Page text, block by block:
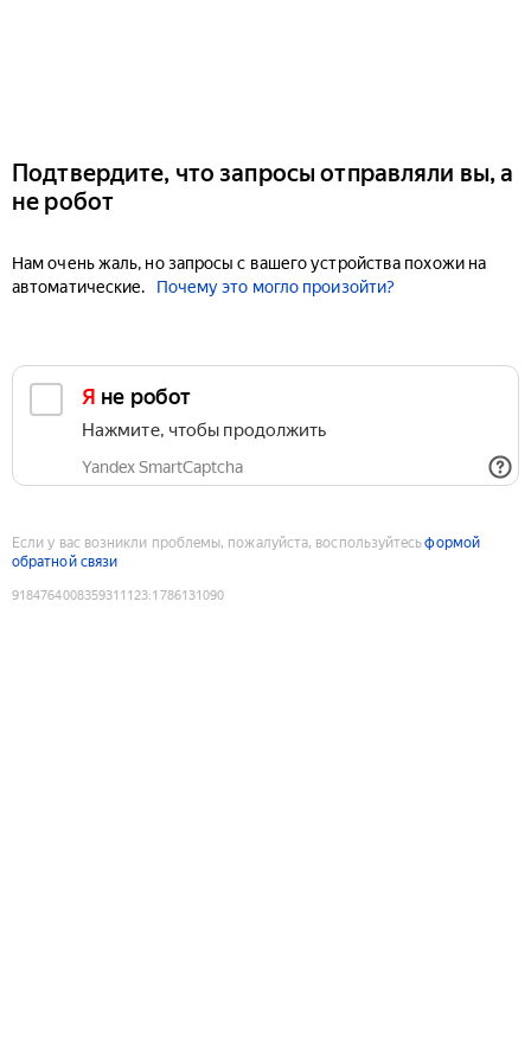
Подтвердите, что запросы отправляли вы, а
не робот
Нам очень жаль, но запросы с вашего устройства похожи на
автоматические.
Почему это могло произойти?
Я не робот
Нажмите, чтобы продолжить
Yandex SmartCaptcha
Если у вас возникли проблемы, пожалуйста, воспользуйтесьформой
обратной связи
9184764008359311123:1786131090